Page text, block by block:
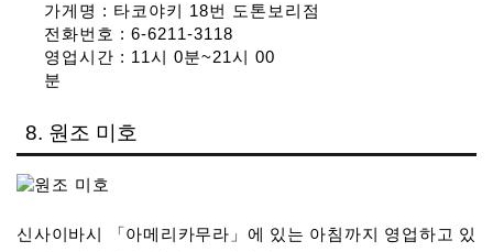
가게명 : 타코야키 18번 도톤보리점
전화번호 : 6-6211-3118
영업시간 : 11시 0분~21시 00
분
8. 원조 미호
신사이바시 「아메리카무라」에 있는 아침까지 영업하고 있